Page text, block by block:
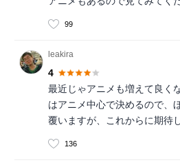
99
leakira
4
最近じゃアニメも増えて良く
はアニメ中心で決めるので、
覆いますが、これからに期待
136